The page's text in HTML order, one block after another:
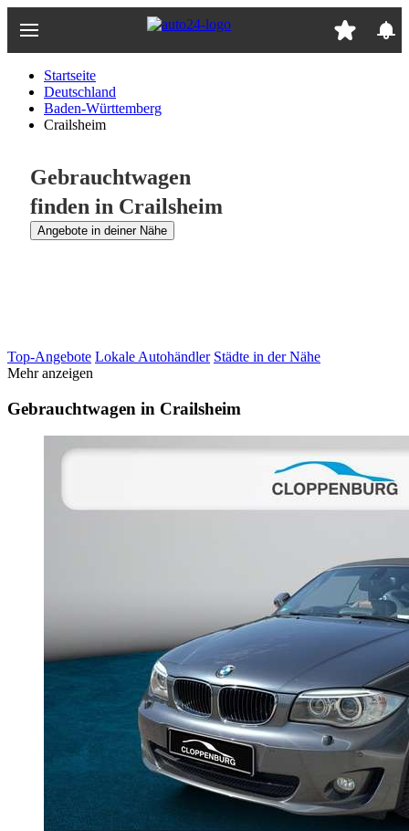
Hauptinhalt
Startseite
Deutschland
Baden-Württemberg
Crailsheim
Gebrauchtwagen
finden in Crailsheim
Angebote in deiner Nähe
Top-Angebote Lokale Autohändler Städte in der Nähe
Mehr anzeigen
Gebrauchtwagen in Crailsheim